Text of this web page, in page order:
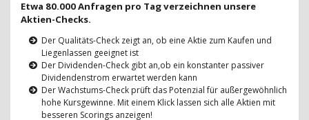
Etwa 80.000 Anfragen pro Tag verzeichnen unsere
Aktien-Checks.
Der Qualitäts-Check zeigt an, ob eine Aktie zum Kaufen und
Liegenlassen geeignet ist
Der Dividenden-Check gibt an,ob ein konstanter passiver
Dividendenstrom erwartet werden kann
Der Wachstums-Check prüft das Potenzial für außergewöhnlich
hohe Kursgewinne. Mit einem Klick lassen sich alle Aktien mit
besseren Scorings anzeigen!